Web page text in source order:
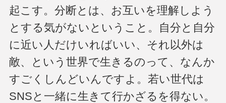
起こす。分断とは、お互いを理解しよう
とする気がないということ。自分と自分
に近い人だけいればいい、それ以外は
敵、という世界で生きるのって、なんか
すごくしんどいんですよ。若い世代は
SNSと一緒に生きて行かざるを得ない。